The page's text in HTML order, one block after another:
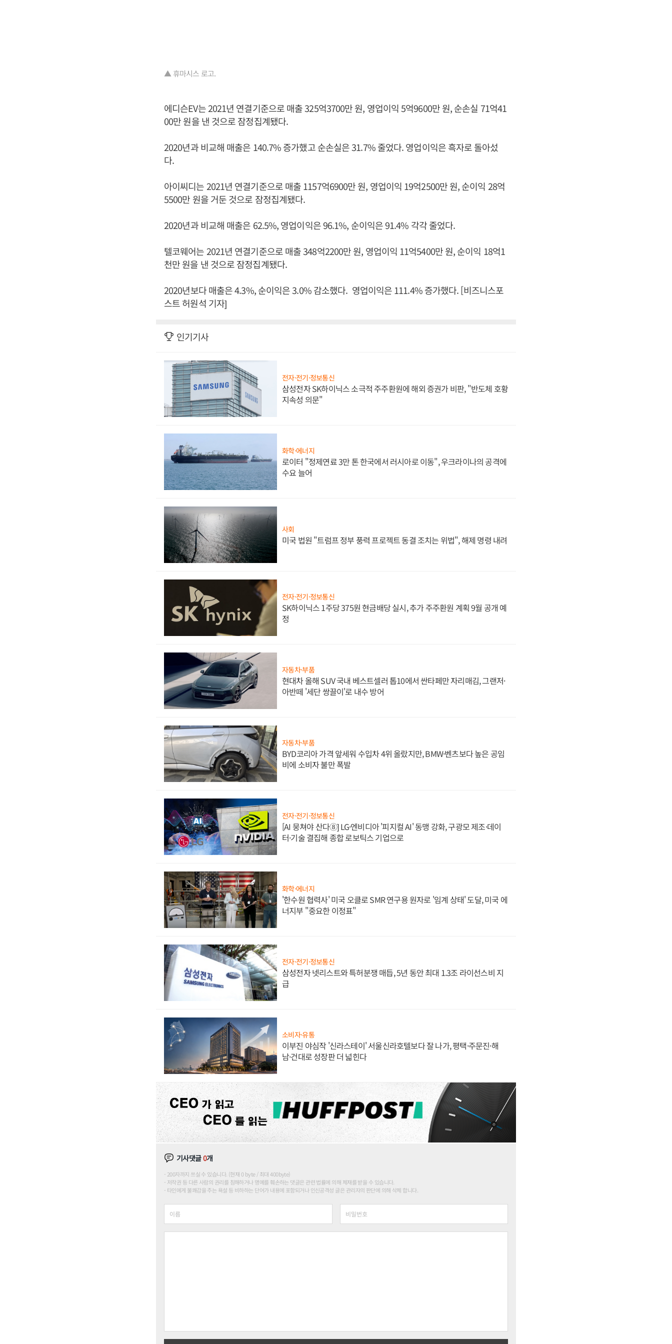
▲ 휴마시스 로고.
에디슨EV는 2021년 연결기준으로 매출 325억3700만 원, 영업이익 5억9600만 원, 순손실 71억41
00만 원을 낸 것으로 잠정집계됐다.
2020년과 비교해 매출은 140.7% 증가했고 순손실은 31.7% 줄었다. 영업이익은 흑자로 돌아섰
다.
아이씨디는 2021년 연결기준으로 매출 1157억6900만 원, 영업이익 19억2500만 원, 순이익 28억
5500만 원을 거둔 것으로 잠정집계됐다.
2020년과 비교해 매출은 62.5%, 영업이익은 96.1%, 순이익은 91.4% 각각 줄었다.
텔코웨어는 2021년 연결기준으로 매출 348억2200만 원, 영업이익 11억5400만 원, 순이익 18억1
천만 원을 낸 것으로 잠정집계됐다.
2020년보다 매출은 4.3%, 순이익은 3.0% 감소했다. 영업이익은 111.4% 증가했다. [비즈니스포
스트 허원석 기자]
인기기사
전자·전기·정보통신
삼성전자 SK하이닉스 소극적 주주환원에 해외 증권가 비판, "반도체 호황
지속성 의문"
화학·에너지
로이터 "정제연료 3만 톤 한국에서 러시아로 이동", 우크라이나의 공격에
수요 늘어
사회
미국 법원 "트럼프 정부 풍력 프로젝트 동결 조치는 위법", 해제 명령 내려
전자·전기·정보통신
SK하이닉스 1주당 375원 현금배당 실시, 추가 주주환원 계획 9월 공개 예
정
자동차·부품
현대차 올해 SUV 국내 베스트셀러 톱10에서 싼타페만 자리매김, 그랜저·
아반떼 '세단 쌍끌이'로 내수 방어
자동차·부품
BYD코리아 가격 앞세워 수입차 4위 올랐지만, BMW·벤츠보다 높은 공임
비에 소비자 불만 폭발
전자·전기·정보통신
[AI 뭉쳐야 산다⑧] LG·엔비디아 '피지컬 AI' 동맹 강화, 구광모 제조·데이
터·기술 결집해 종합 로보틱스 기업으로
화학·에너지
'한수원 협력사' 미국 오클로 SMR 연구용 원자로 '임계 상태' 도달, 미국 에
너지부 "중요한 이정표"
전자·전기·정보통신
삼성전자 넷리스트와 특허분쟁 매듭, 5년 동안 최대 1.3조 라이선스비 지
급
소비자·유통
이부진 야심작 '신라스테이' 서울신라호텔보다 잘 나가, 평택·주문진·해
남·건대로 성장판 더 넓힌다
기사댓글0개
200자까지 쓰실 수 있습니다. (현재 0 byte / 최대 400byte)
저작권 등 다른 사람의 권리를 침해하거나 명예를 훼손하는 댓글은 관련 법률에 의해 제재를 받을 수 있습니다.
타인에게 불쾌감을 주는 욕설 등 비하하는 단어가 내용에 포함되거나 인신공격성 글은 관리자의 판단에 의해 삭제 합니다.